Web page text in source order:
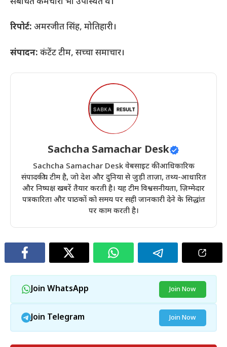
रिपोर्ट: अमरजीत सिंह, मोतिहारी।
संपादन: कंटेंट टीम, सच्चा समाचार।
Sachcha Samachar Desk
Sachcha Samachar Desk वेबसाइट की आधिकारिक
संपादकीय टीम है, जो देश और दुनिया से जुड़ी ताज़ा, तथ्य-आधारित
और निष्पक्ष खबरें तैयार करती है। यह टीम विश्वसनीयता, ज़िम्मेदार
पत्रकारिता और पाठकों को समय पर सही जानकारी देने के सिद्धांत
पर काम करती है।
Join WhatsApp Join Now
Join Telegram Join Now